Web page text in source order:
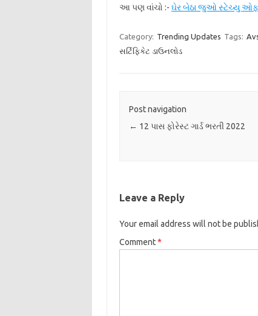
આ પણ વાંચો :- ઘેર બેઠા જુઓ સ્ટેચ્યુ ઓફ
Category: Trending Updates Tags:
સર્ટિફિકેટ ડાઉનલોડ
Post navigation
← 12 પાસ ફોરેસ્ટ ગાર્ડ ભરતી 2022
Leave a Reply
Your email address will not be
Comment*